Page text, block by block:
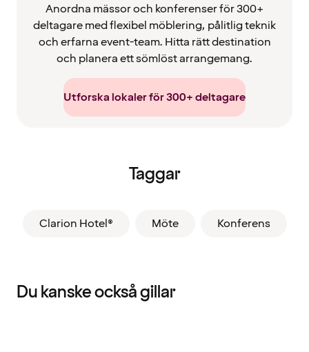
Anordna mässor och konferenser för 300+
deltagare med flexibel möblering, pålitlig teknik
och erfarna event-team. Hitta rätt destination
och planera ett sömlöst arrangemang.
Utforska lokaler för 300+ deltagare
Taggar
Clarion Hotel® Möte Konferens
Du kanske också gillar